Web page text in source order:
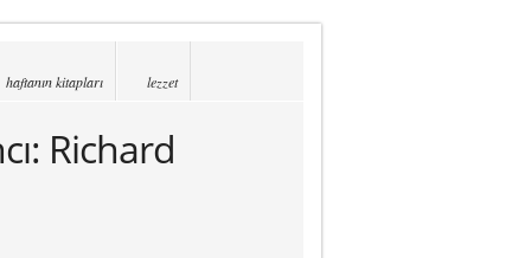
haftanın kitapları lezzet
Richard